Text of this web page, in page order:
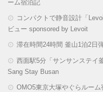
ーム宿泊記
コンパクトで静音設計「
ビュー sponsored by Levoit
滞在時間24時間 釜山1泊2日
西面駅5分「サンサンステイ
Sang Stay Busan
OMO5東京大塚やぐらルーム